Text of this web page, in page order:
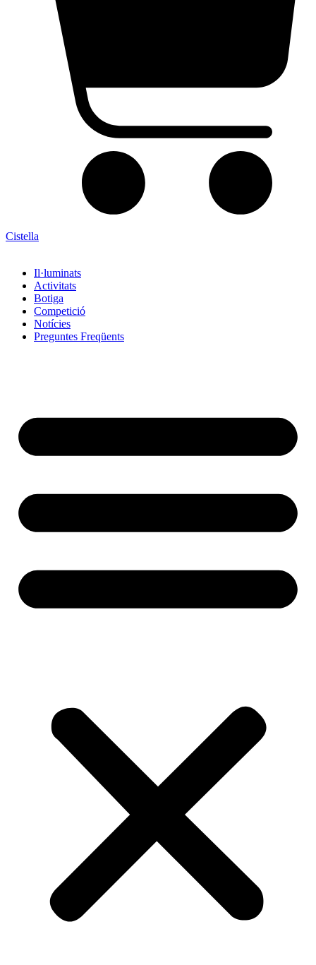
Cistella
Il·luminats
Activitats
Botiga
Competició
Notícies
Preguntes Freqüents